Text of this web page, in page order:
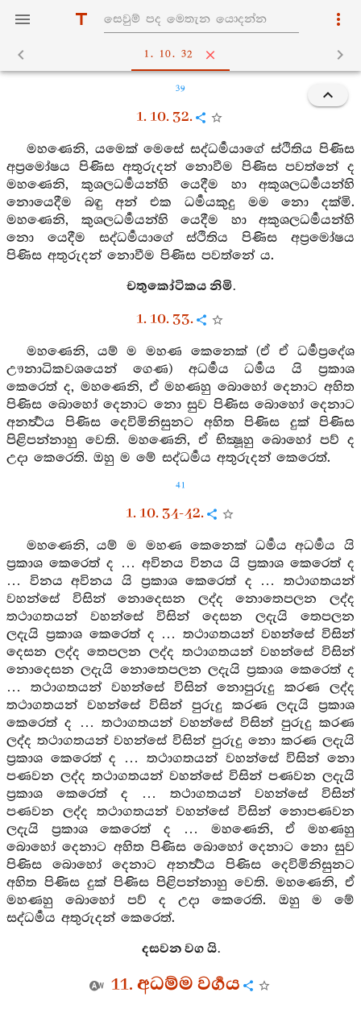
1. 10. 32
39
1. 10. 32.
මහණෙනි, යමෙක් මෙසේ සද්ධර්‍මයාගේ ස්ථිතිය පිණිස
අප්‍රමෝෂය පිණිස අතුරුදන් නොවීම පිණිස පවත්නේ ද
මහණෙනි, කුශලධර්‍මයන්හි යෙදීම හා අකුශලධර්‍මයන්හි
නොයෙදීම බඳු අන් එක ධර්‍මයකුදු මම නො දක්මි.
මහණෙනි, කුශලධර්‍මයන්හි යෙදීම හා අකුශලධර්‍මයන්හි
නො යෙදීම සද්ධර්‍මයාගේ ස්ථිතිය පිණිස අප්‍රමෝෂය
පිණිස අතුරුදන් නොවීම පිණිස පවත්නේ ය.
චතුකෝටිකය නිමි.
1. 10. 33.
මහණෙනි, යම් ම මහණ කෙනෙක් (ඒ ඒ ධර්‍මප්‍රදේශ
ඌනාධිකවශයෙන් ගෙණ) අධර්‍මය ධර්‍මය යි ප්‍රකාශ
කෙරෙත් ද, මහණෙනි, ඒ මහණහු බොහෝ දෙනාට අහිත
පිණිස බොහෝ දෙනාට නො සුව පිණිස බොහෝ දෙනාට
අනර්‍ත්‍ථය පිණිස දෙවිමිනිසුනට අහිත පිණිස දුක් පිණිස
පිළිපන්නාහු වෙති. මහණෙනි, ඒ භික්‍ෂූහු බොහෝ පව් ද
උදා කෙරෙති. ඔහු ම මේ සද්ධර්‍මය අතුරුදන් කෙරෙත්.
41
1. 10. 34-42.
මහණෙනි, යම් ම මහණ කෙනෙක් ධර්‍මය අධර්‍මය යි
ප්‍රකාශ කෙරෙත් ද … අවිනය විනය යි ප්‍රකාශ කෙරෙත් ද
… විනය අවිනය යි ප්‍රකාශ කෙරෙත් ද … තථාගතයන්
වහන්සේ විසින් නොදෙසන ලද්ද නොතෙපලන ලද්ද
තථාගතයන් වහන්සේ විසින් දෙසන ලදැයි තෙපලන
ලදැයි ප්‍රකාශ කෙරෙත් ද … තථාගතයන් වහන්සේ විසින්
දෙසන ලද්ද තෙපලන ලද්ද තථාගතයන් වහන්සේ විසින්
නොදෙසන ලදැයි නොතෙපලන ලදැයි ප්‍රකාශ කෙරෙත් ද
… තථාගතයන් වහන්සේ විසින් නොපුරුදු කරණ ලද්ද
තථාගතයන් වහන්සේ විසින් පුරුදු කරණ ලදැයි ප්‍රකාශ
කෙරෙත් ද … තථාගතයන් වහන්සේ විසින් පුරුදු කරණ
ලද්ද තථාගතයන් වහන්සේ විසින් පුරුදු නො කරණ ලදැයි
ප්‍රකාශ කෙරෙත් ද … තථාගතයන් වහන්සේ විසින් නො
පණවන ලද්ද තථාගතයන් වහන්සේ විසින් පණවන ලදැයි
ප්‍රකාශ කෙරෙත් ද … තථාගතයන් වහන්සේ විසින්
පණවන ලද්ද තථාගතයන් වහන්සේ විසින් නොපණවන
ලදැයි ප්‍රකාශ කෙරෙත් ද … මහණෙනි, ඒ මහණහු
බොහෝ දෙනාට අහිත පිණිස බොහෝ දෙනාට නො සුව
පිණිස බොහෝ දෙනාට අනර්‍ත්‍ථය පිණිස දෙවිමිනිසුනට
අහිත පිණිස දුක් පිණිස පිළිපන්නාහු වෙති. මහණෙනි, ඒ
මහණහු බොහෝ පව් ද උදා කෙරෙති. ඔහු ම මේ
සද්ධර්‍මය අතුරුදන් කෙරෙත්.
දසවන වග යි.
11. අධම්ම වර්‍ගය